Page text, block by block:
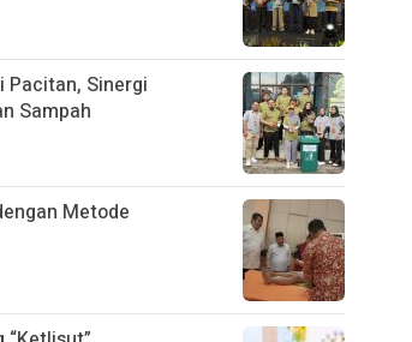
Pacitan, Sinergi
Sampah
Metode